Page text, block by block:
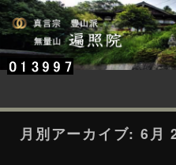
月別アーカイブ: 6月